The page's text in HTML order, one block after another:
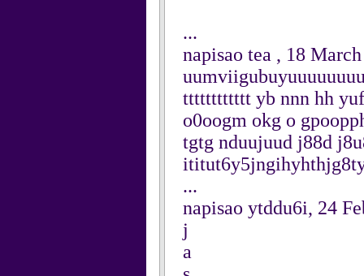
...
napisao tea , 18
tttttttttttt yb nnn hh
o0oogm okg o
tgtg nduujuud j88d
...
napisao ytddu6i, 24
j
a